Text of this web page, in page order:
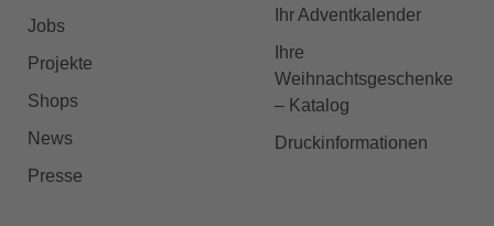
Jobs
Projekte
Shops
News
Presse
Ihr Adventkalender
Ihre
Weihnachtsgeschenke
– Katalog
Druckinformationen